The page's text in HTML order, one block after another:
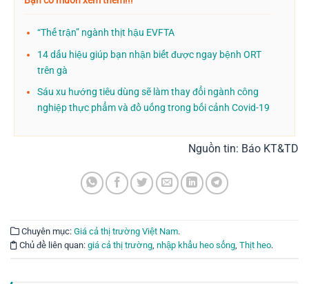
“Thế trận” ngành thịt hậu EVFTA
14 dấu hiệu giúp bạn nhận biết được ngay bệnh ORT
trên gà
Sáu xu hướng tiêu dùng sẽ làm thay đổi ngành công
nghiệp thực phẩm và đồ uống trong bối cảnh Covid-19
Nguồn tin: Báo KT&TD
Chuyên mục: Giá cả thị trường Việt Nam.
Chủ đề liên quan: giá cả thị trường, nhập khẩu heo sống, Thịt heo.